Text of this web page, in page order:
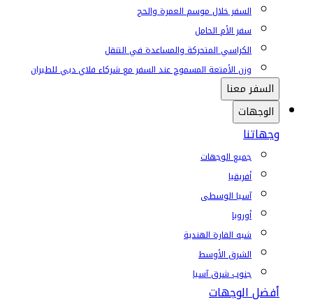
السفر خلال موسم العمرة والحج
سفر الأم الحامل
الكراسي المتحركة والمساعدة في التنقل
وزن الأمتعة المسموح عند السفر مع شركاء فلاي دبي للطيران
السفر معنا
الوجهات
وجهاتنا
جميع الوجهات
أفريقيا
آسيا الوسطى
أوروبا
شبه القارة الهندية
الشرق الأوسط
جنوب شرق آسيا
أفضل الوجهات